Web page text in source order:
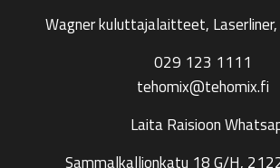
Wagner kuluttajalaitteet,
029 123 1111
tehomix@tehomix.fi
Laita Raisioon
Sammalkallionkatu 18 G/H,